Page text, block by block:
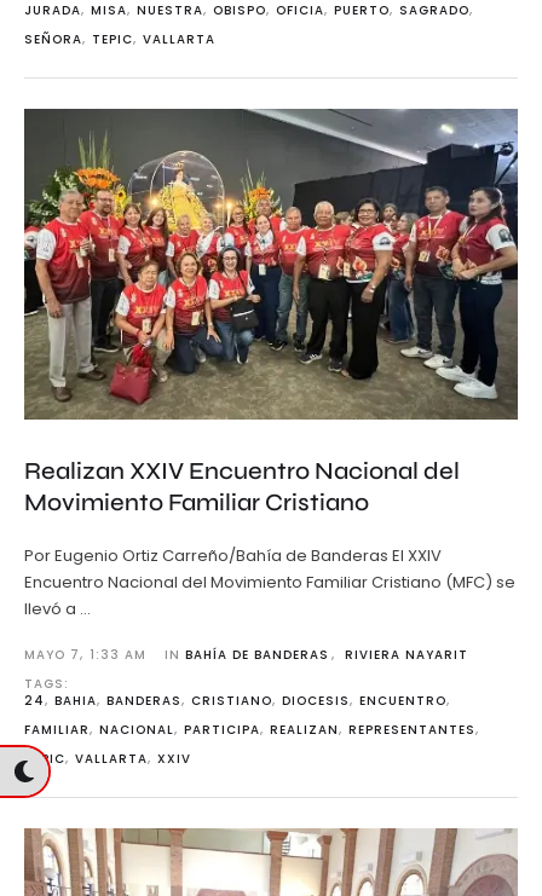
JURADA, MISA, NUESTRA, OBISPO, OFICIA, PUERTO, SAGRADO,
SEÑORA, TEPIC, VALLARTA
Realizan XXIV Encuentro Nacional del
Movimiento Familiar Cristiano
Por Eugenio Ortiz Carreño/Bahía de Banderas El XXIV
Encuentro Nacional del Movimiento Familiar Cristiano (MFC) se
llevó a …
MAYO 7, 1:33 AM IN BAHÍA DE BANDERAS , RIVIERA NAYARIT
TAGS:
24, BAHIA, BANDERAS, CRISTIANO, DIOCESIS, ENCUENTRO,
FAMILIAR, NACIONAL, PARTICIPA, REALIZAN, REPRESENTANTES,
TEPIC, VALLARTA, XXIV